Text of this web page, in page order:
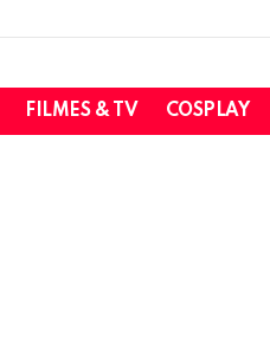
FILMES & TV COSPLAY